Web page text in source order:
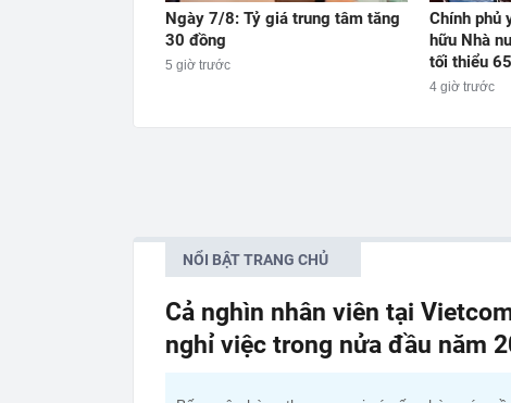
Ngày 7/8: Tỷ giá trung tâm tăng
30 đồng
5 giờ trước
Chính phủ
hữu Nhà
tối thiểu
4 giờ trước
NỔI BẬT TRANG CHỦ
Cả nghìn nhân viên tại
nghỉ việc trong nửa đầu năm